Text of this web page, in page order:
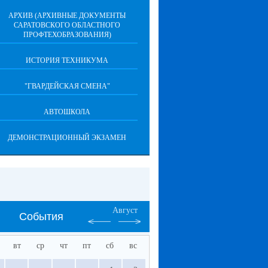
АРХИВ (АРХИВНЫЕ ДОКУМЕНТЫ
САРАТОВСКОГО ОБЛАСТНОГО
ПРОФТЕХОБРАЗОВАНИЯ)
ИСТОРИЯ ТЕХНИКУМА
"ГВАРДЕЙСКАЯ СМЕНА"
АВТОШКОЛА
ДЕМОНСТРАЦИОННЫЙ ЭКЗАМЕН
События
Август
вт ср чт пт сб вс